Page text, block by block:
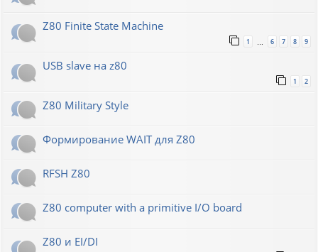
Z80 Finite State Machine
1 … 6 7 8 9
USB slave на z80
1 2
Z80 Military Style
Формирование WAIT для Z80
RFSH Z80
Z80 computer with a primitive I/O board
Z80 и EI/DI